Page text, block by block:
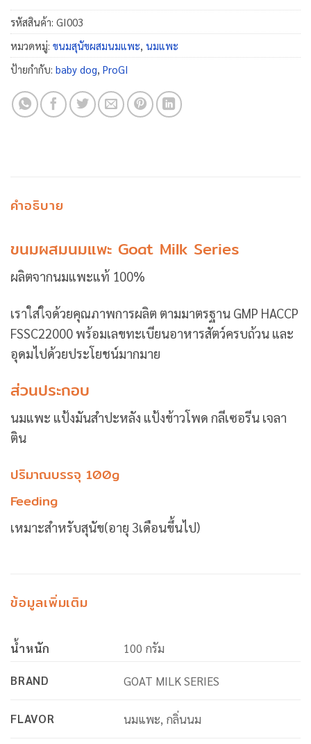
รหัสสินค้า: GI003
หมวดหมู่: ขนมสุนัขผสมนมแพะ, นมแพะ
ป้ายกำกับ: baby dog, ProGI
คำอธิบาย
ขนมผสมนมแพะ Goat Milk Series
ผลิตจากนมแพะแท้ 100%
เราใส่ใจด้วยคุณภาพการผลิต ตามมาตรฐาน GMP HACCP
FSSC22000 พร้อมเลขทะเบียนอาหารสัตว์ครบถ้วน และ
อุดมไปด้วยประโยชน์มากมาย
ส่วนประกอบ
นมแพะ แป้งมันสำปะหลัง แป้งข้าวโพด กลีเซอรีน เจลา
ติน
ปริมาณบรรจุ 100g
Feeding
เหมาะสำหรับสุนัข(อายุ 3เดือนขึ้นไป)
ข้อมูลเพิ่มเติม
น้ำหนัก 100 กรัม
BRAND GOAT MILK SERIES
FLAVOR นมแพะ, กลิ่นนม